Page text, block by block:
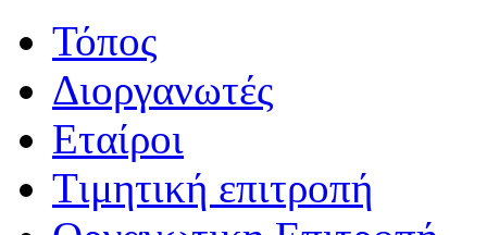
Τόπος
Διοργανωτές
Εταίροι
Tιμητική επιτροπή